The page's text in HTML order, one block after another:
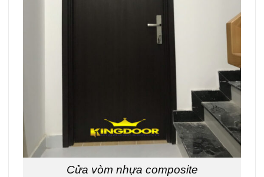
Cửa vòm nhựa composite